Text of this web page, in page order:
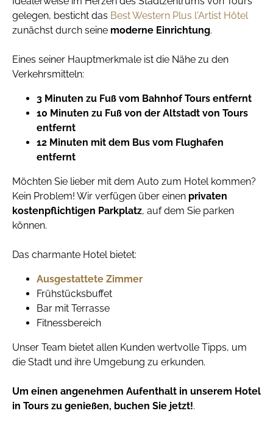
gelegen, besticht das Best Western Plus l'Artist Hôtel
zunächst durch seine moderne Einrichtung.
Eines seiner Hauptmerkmale ist die Nähe zu den
Verkehrsmitteln:
3 Minuten zu Fuß vom Bahnhof Tours entfernt
10 Minuten zu Fuß von der Altstadt von Tours
entfernt
12 Minuten mit dem Bus vom Flughafen
entfernt
Möchten Sie lieber mit dem Auto zum Hotel kommen?
Kein Problem! Wir verfügen über einen privaten
kostenpflichtigen Parkplatz, auf dem Sie parken
können.
Das charmante Hotel bietet:
Ausgestattete Zimmer
Frühstücksbuffet
Bar mit Terrasse
Fitnessbereich
Unser Team bietet allen Kunden wertvolle Tipps, um
die Stadt und ihre Umgebung zu erkunden.
Um einen angenehmen Aufenthalt in unserem Hotel
in Tours zu genießen, buchen Sie jetzt!.